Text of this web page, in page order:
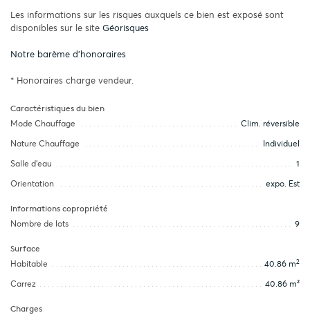
Les informations sur les risques auxquels ce bien est exposé sont
disponibles sur le site Géorisques
Notre barème d'honoraires
* Honoraires charge vendeur.
Caractéristiques du bien
Mode Chauffage
Clim. réversible
Nature Chauffage Individuel
Salle d’eau 1
Orientation expo. Est
Informations copropriété
Nombre de lots
9
Surface
Habitable
40.86 m2
Carrez 40.86 m²
Charges